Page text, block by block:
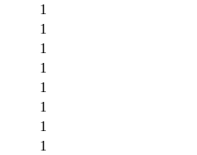
1
1
1
1
1
1
1
1